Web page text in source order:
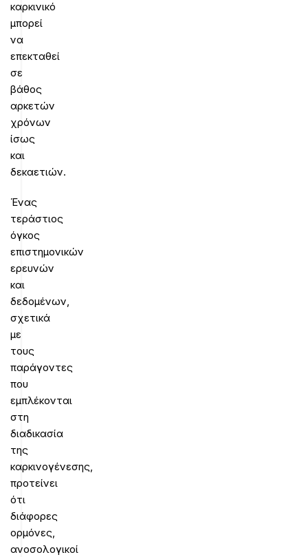
καρκινικό
μπορεί
να
επεκταθεί
σε
βάθος
αρκετών
χρόνων
ίσως
και
δεκαετιών.
Ένας
τεράστιος
όγκος
επιστημονικών
ερευνών
και
δεδομένων,
σχετικά
με
τους
παράγοντες
που
εμπλέκονται
στη
διαδικασία
της
καρκινογένεσης,
προτείνει
ότι
διάφορες
ορμόνες,
ανοσολογικοί